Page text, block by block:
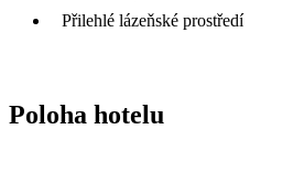
Přilehlé lázeňské prostředí
Poloha hotelu